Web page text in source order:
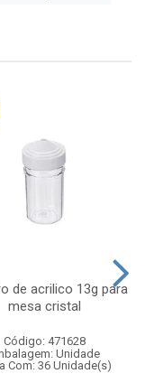
de acrilico 13g para
mesa cristal
Código: 471628
Unidade
Com: 36 Unidade(s)